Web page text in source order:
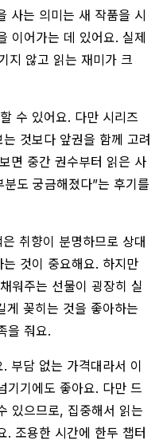
사는 의미는 새 작품을 시
이어가는 데 있어요. 실제
지 않고 읽는 재미가 크
수 있어요. 다만 시리즈
것보다 앞권을 함께 고려
면 중간 권수부터 읽은 사
도 궁금해졌다”는 후기를
취향이 분명하므로 상대
것이 중요해요. 하지만
워주는 선물이 굉장히 실
게 꽂히는 것을 좋아하는
을 줘요.
부담 없는 가격대라서 이
기기에도 좋아요. 다만 드
있으므로, 집중해서 읽는
. 조용한 시간에 한두 챕터